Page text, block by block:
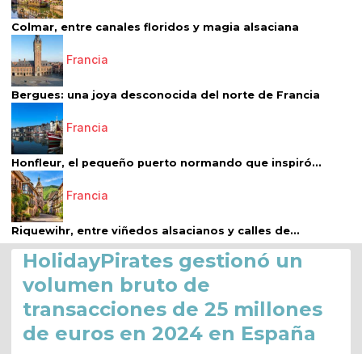
Colmar, entre canales floridos y magia alsaciana
Francia
Bergues: una joya desconocida del norte de Francia
Francia
Honfleur, el pequeño puerto normando que inspiró...
Francia
Riquewihr, entre viñedos alsacianos y calles de...
HolidayPirates gestionó un
volumen bruto de
transacciones de 25 millones
de euros en 2024 en España